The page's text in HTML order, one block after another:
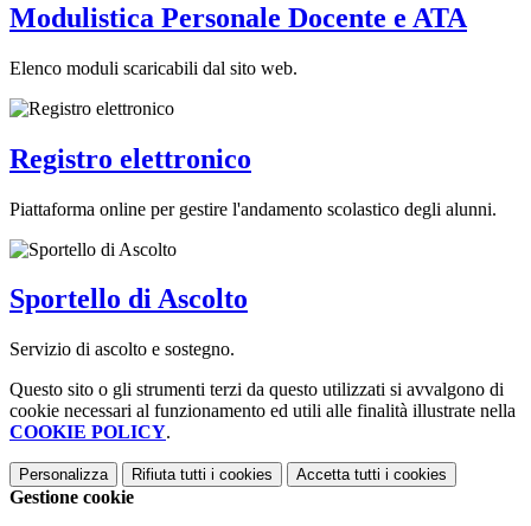
Modulistica Personale Docente e ATA
Elenco moduli scaricabili dal sito web.
Registro elettronico
Piattaforma online per gestire l'andamento scolastico degli alunni.
Sportello di Ascolto
Servizio di ascolto e sostegno.
Questo sito o gli strumenti terzi da questo utilizzati si avvalgono di
cookie necessari al funzionamento ed utili alle finalità illustrate nella
COOKIE POLICY.
Personalizza Rifiuta tutti i cookies Accetta tutti i cookies
Gestione cookie